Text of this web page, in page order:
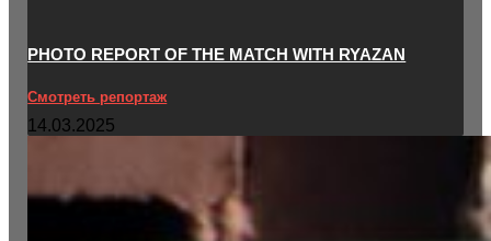
PHOTO REPORT OF THE MATCH WITH RYAZAN
Смотреть репортаж
14.03.2025